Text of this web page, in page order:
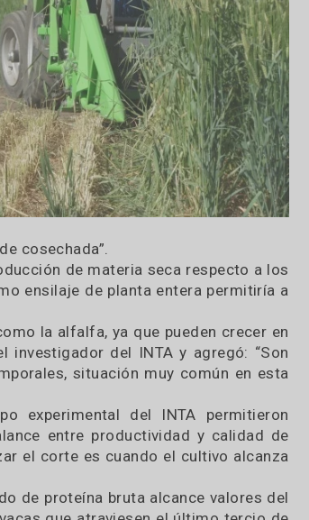
verde cosechada”.
la producción de materia seca
como ensilaje de planta entera
como la alfalfa, ya que pueden
el investigador del INTA y
temporales, situación muy común